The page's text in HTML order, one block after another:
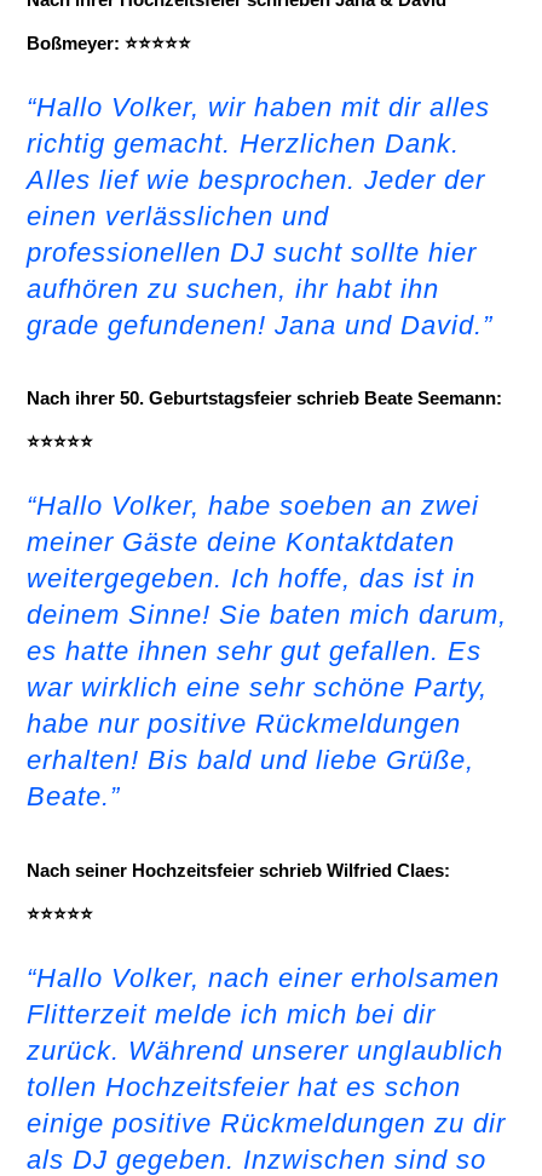
Boßmeyer: ⭐⭐⭐⭐⭐
“Hallo Volker, wir haben mit dir alles
richtig gemacht. Herzlichen Dank.
Alles lief wie besprochen. Jeder der
einen verlässlichen und
professionellen DJ sucht sollte hier
aufhören zu suchen, ihr habt ihn
grade gefundenen! Jana und David.”
Nach ihrer 50. Geburtstagsfeier schrieb Beate Seemann:
⭐⭐⭐⭐⭐
“Hallo Volker, habe soeben an zwei
meiner Gäste deine Kontaktdaten
weitergegeben. Ich hoffe, das ist in
deinem Sinne! Sie baten mich darum,
es hatte ihnen sehr gut gefallen.Es
war wirklich eine sehr schöne Party,
habe nur positive Rückmeldungen
erhalten!Bis bald und liebe Grüße,
Beate.”
Nach seiner Hochzeitsfeier schrieb Wilfried Claes:
⭐⭐⭐⭐⭐
“Hallo Volker, nach einer erholsamen
Flitterzeit melde ich mich bei dir
zurück. Während unserer unglaublich
tollen Hochzeitsfeier hat es schon
einige positive Rückmeldungen zu dir
als DJ gegeben. Inzwischen sind so